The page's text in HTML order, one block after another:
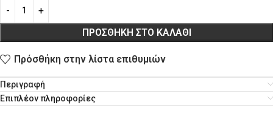
ΠΡΟΣΘΉΚΗ ΣΤΟ ΚΑΛΆΘΙ
Πρόσθήκη στην λίστα επιθυμιών
Περιγραφή
Επιπλέον πληροφορίες